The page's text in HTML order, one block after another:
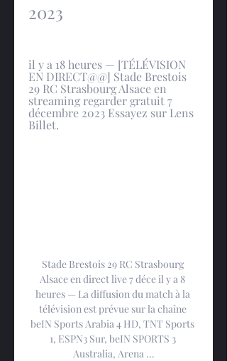
2023
il y a 18 heures — [TÉLÉVISION
EN DIRECT@@] Stade Brestois
29 RC Strasbourg Alsace en
streaming regarder gratuit 7
décembre 2023 Essayez sur Lens
Billet.
Stade Brestois 29 RC Strasbourg
Alsace en direct live 7 déce il y a 8
heures — La diffusion du match à la
télévision est prévue sur la chaîne
beIN Sports Arabia 4 HD, TNT Sports
1, ESPN3 Sur, beIN SPORTS 3
Australia, Arena ...